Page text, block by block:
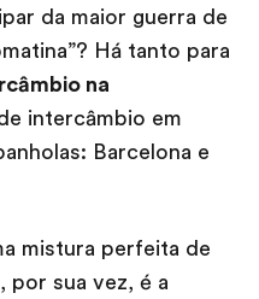
da maior guerra de
Há tanto para
na
intercâmbio em
Barcelona e
mistura perfeita de
por sua vez, é a